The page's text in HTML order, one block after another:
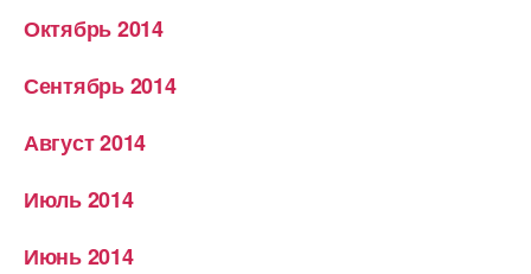
Октябрь 2014
Сентябрь 2014
Август 2014
Июль 2014
Июнь 2014